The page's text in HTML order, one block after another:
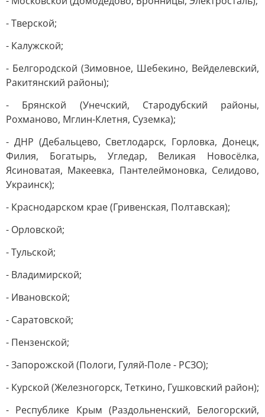
- Тверской;
- Калужской;
- Белгородской (Зимовное, Шебекино, Вейделевский,
Ракитянский районы);
- Брянской (Унечский, Стародубский районы,
Рохманово, Мглин-Клетня, Суземка);
- ДНР (Дебальцево, Светлодарск, Горловка, Донецк,
Филия, Богатырь, Угледар, Великая Новосёлка,
Ясиноватая, Макеевка, Пантелеймоновка, Селидово,
Украинск);
- Краснодарском крае (Гривенская, Полтавская);
- Орловской;
- Тульской;
- Владимирской;
- Ивановской;
- Саратовской;
- Пензенской;
- Запорожской (Пологи, Гуляй-Поле - РСЗО);
- Курской (Железногорск, Теткино, Гушковский район);
- Республике Крым (Раздольненский, Белогорский,